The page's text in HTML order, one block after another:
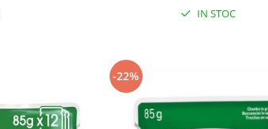
IN STOC
-22%